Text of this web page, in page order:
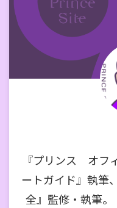
『プリンス オフ
ートガイド』執筆
全』監修・執筆